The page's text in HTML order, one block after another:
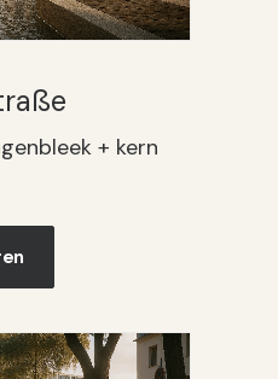
+ kern